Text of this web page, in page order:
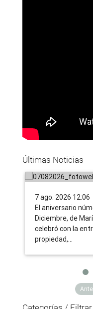
Últimas Noticias
Tras 31 años
campesinas
ruralidad
7 ago. 2026 12:06
​El aniversario
Diciembre, de
celebró con la
propiedad,…